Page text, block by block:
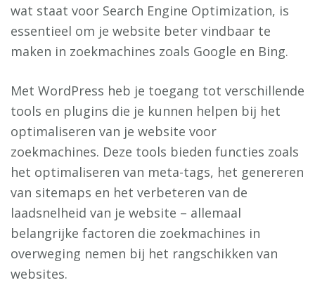
wat staat voor Search Engine Optimization, is
essentieel om je website beter vindbaar te
maken in zoekmachines zoals Google en Bing.
Met WordPress heb je toegang tot verschillende
tools en plugins die je kunnen helpen bij het
optimaliseren van je website voor
zoekmachines. Deze tools bieden functies zoals
het optimaliseren van meta-tags, het genereren
van sitemaps en het verbeteren van de
laadsnelheid van je website – allemaal
belangrijke factoren die zoekmachines in
overweging nemen bij het rangschikken van
websites.